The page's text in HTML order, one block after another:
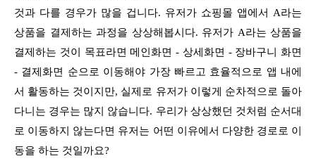
것과 다를 경우가 많을 겁니다. 유저가 쇼핑몰 앱에서 A라는
상품을 결제하는 과정을 상상해봅시다. 유저가 A라는 상품을
결제하는 것이 목표라면 메인화면 - 상세화면 - 장바구니 화면
- 결제화면 순으로 이동해야 가장 빠르고 효율적으로 앱 내에
서 활동하는 것이지만, 실제로 유저가 이렇게 순차적으로 돌아
다니는 경우는 많지 않습니다. 우리가 상상했던 것처럼 순서대
로 이동하지 않는다면 유저는 어떤 이유에서 다양한 경로로 이
동을 하는 것일까요?